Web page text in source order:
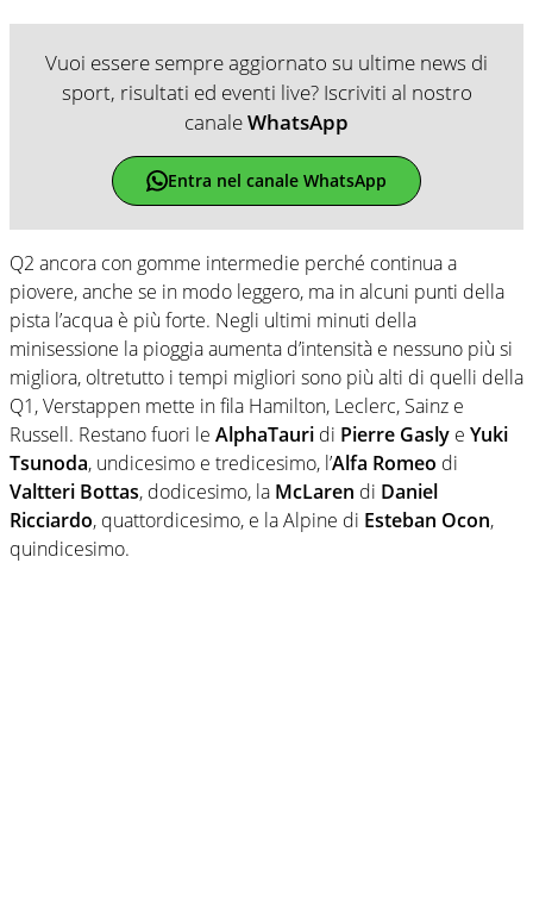
Vuoi essere sempre aggiornato su ultime news di
sport, risultati ed eventi live? Iscriviti al nostro
canaleWhatsApp
Entra nel canale WhatsApp
Q2 ancora con gomme intermedie perché continua a
piovere, anche se in modo leggero, ma in alcuni punti della
pista l’acqua è più forte. Negli ultimi minuti della
minisessione la pioggia aumenta d’intensità e nessuno più si
migliora, oltretutto i tempi migliori sono più alti di quelli della
Q1, Verstappen mette in fila Hamilton, Leclerc, Sainz e
Russell. Restano fuori le AlphaTauri di Pierre Gasly e Yuki
Tsunoda, undicesimo e tredicesimo, l’Alfa Romeo di
Valtteri Bottas, dodicesimo, la McLaren di Daniel
Ricciardo, quattordicesimo, e la Alpine di Esteban Ocon,
quindicesimo.